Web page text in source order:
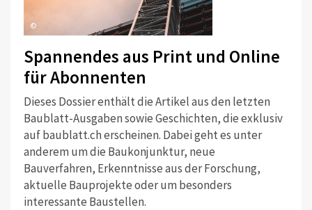
©
Spannendes aus Print und Online
für Abonnenten
Dieses Dossier enthält die Artikel aus den letzten
Baublatt-Ausgaben sowie Geschichten, die exklusiv
auf baublatt.ch erscheinen. Dabei geht es unter
anderem um die Baukonjunktur, neue
Bauverfahren, Erkenntnisse aus der Forschung,
aktuelle Bauprojekte oder um besonders
interessante Baustellen.